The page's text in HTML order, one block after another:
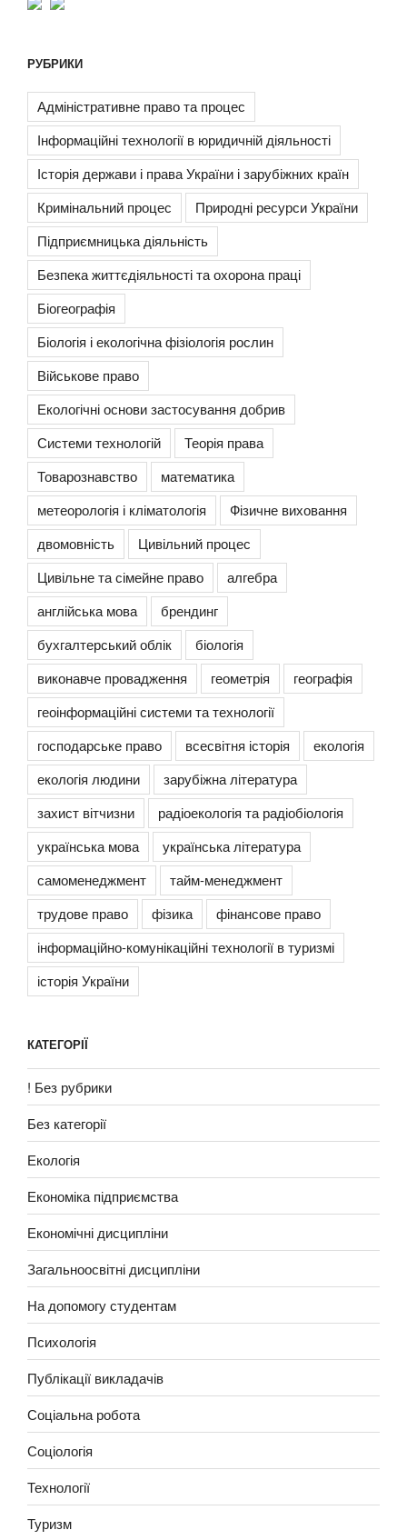
РУБРИКИ
Адміністративне право та процес
Інформаційні технології в юридичній діяльності
Історія держави і права України і зарубіжних країн
Кримінальний процес
Природні ресурси України
Підприємницька діяльність
Безпека життєдіяльності та охорона праці
Біогеографія
Біологія і екологічна фізіологія рослин
Військове право
Екологічні основи застосування добрив
Системи технологій
Теорія права
Товарознавство
математика
метеорологія і кліматологія
Фізичне виховання
двомовність
Цивільний процес
Цивільне та сімейне право
алгебра
англійська мова
брендинг
бухгалтерський облік
біологія
виконавче провадження
геометрія
географія
геоінформаційні системи та технології
господарське право
всесвітня історія
екологія
екологія людини
зарубіжна література
захист вітчизни
радіоекологія та радіобіологія
українська мова
українська література
самоменеджмент
тайм-менеджмент
трудове право
фізика
фінансове право
інформаційно-комунікаційні технології в туризмі
історія України
КАТЕГОРІЇ
! Без рубрики
Без категорії
Екологія
Економіка підприємства
Економічні дисципліни
Загальноосвітні дисципліни
На допомогу студентам
Психологія
Публікації викладачів
Соціальна робота
Соціологія
Технології
Туризм